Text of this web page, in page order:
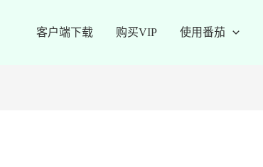
客户端下载 购买VIP 使用番茄